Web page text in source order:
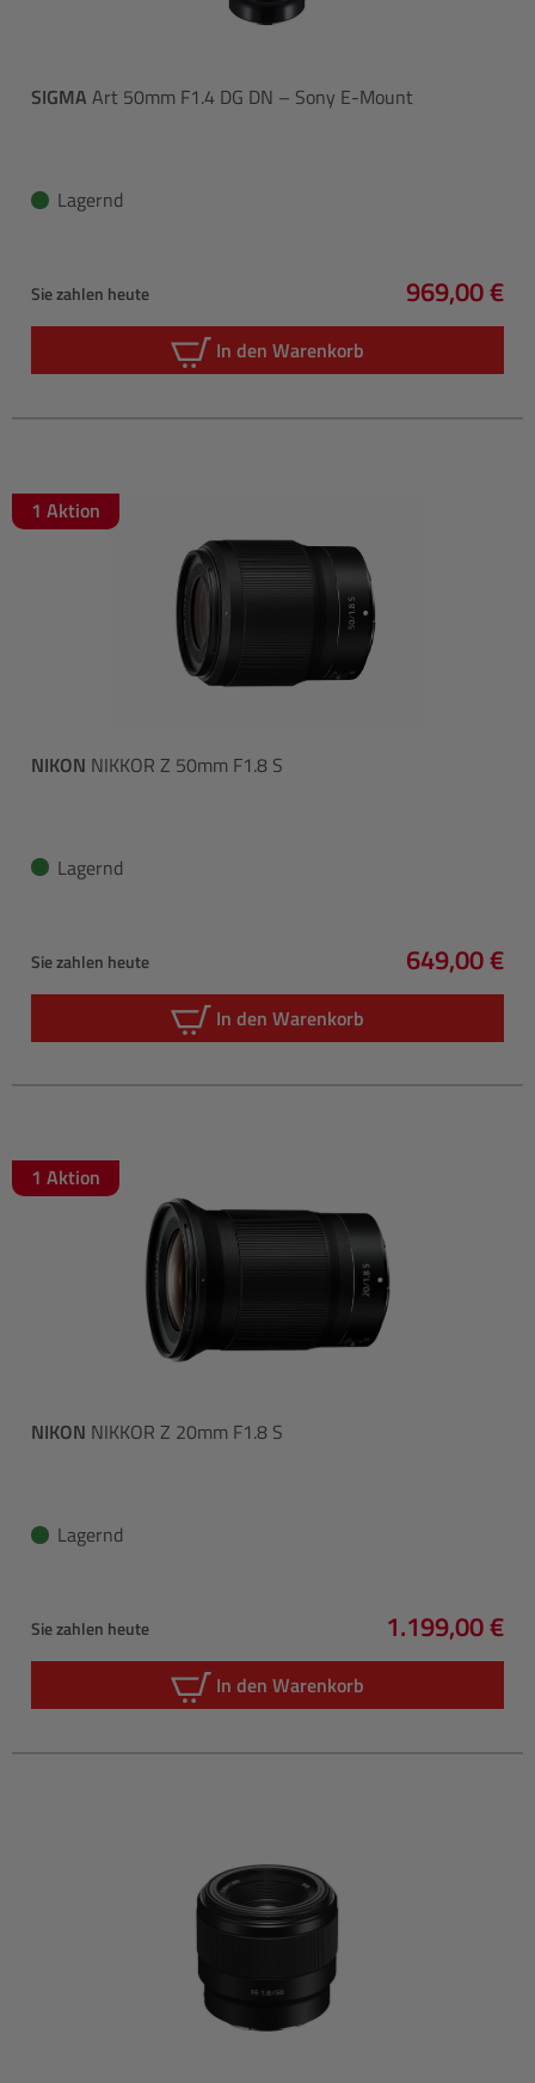
SIGMA Art 50mm F1.4 DG DN – Sony E-Mount
Lagernd
Sie zahlen heute
Regulärer
969,00 €
In den Warenkorb
1 Aktion
NIKON NIKKOR Z 50mm F1.8 S
Lagernd
Sie zahlen heute
Regulärer
649,00 €
In den Warenkorb
1 Aktion
NIKON NIKKOR Z 20mm F1.8 S
Lagernd
Sie zahlen heute
Regulärer
1.199,00 €
In den Warenkorb